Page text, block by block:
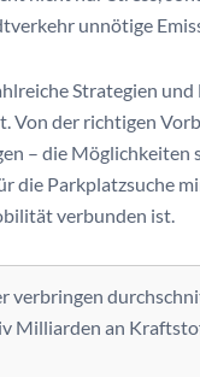
unnötige
Strategien
Von der richtigen
– die Möglichkeiten
die Parkplatzsuche
verbunden ist.
verbringen
Milliarden an